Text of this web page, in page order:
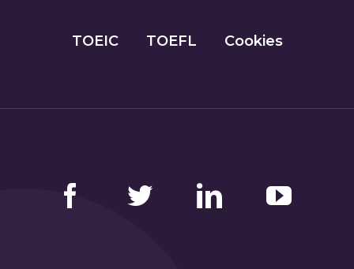
TOEIC TOEFL Cookies